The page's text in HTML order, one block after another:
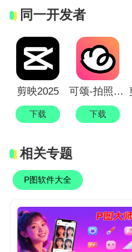
同一开发者
剪映2025
下载
可颂-拍照爱好者交流分享社区
下载
相关专题
P图软件大全